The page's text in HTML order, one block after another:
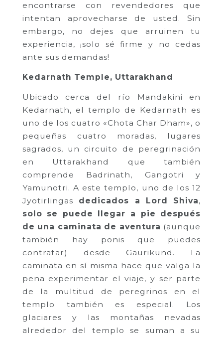
encontrarse con revendedores que
intentan aprovecharse de usted. Sin
embargo, no dejes que arruinen tu
experiencia, ¡solo sé firme y no cedas
ante sus demandas!
Kedarnath Temple, Uttarakhand
Ubicado cerca del río Mandakini en
Kedarnath, el templo de Kedarnath es
uno de los cuatro «Chota Char Dham», o
pequeñas cuatro moradas, lugares
sagrados, un circuito de peregrinación
en Uttarakhand que también
comprende Badrinath, Gangotri y
Yamunotri. A este templo, uno de los 12
Jyotirlingas dedicados a Lord Shiva,
solo se puede llegar a pie después
de una caminata de aventura (aunque
también hay ponis que puedes
contratar) desde Gaurikund. La
caminata en sí misma hace que valga la
pena experimentar el viaje, y ser parte
de la multitud de peregrinos en el
templo también es especial. Los
glaciares y las montañas nevadas
alrededor del templo se suman a su